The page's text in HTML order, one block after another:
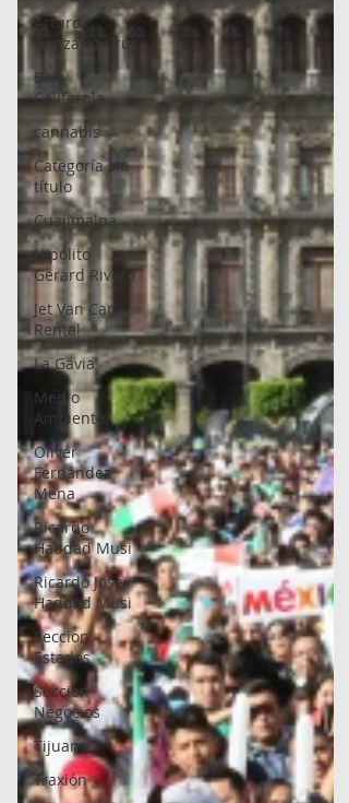
Arturo
González Cruz
Baja
California
cannabis
Categoría sin
título
Cuajimalpa
Hipólito
Gerard Rivero
Jet Van Car
Rental
La Gavia
Medio
Ambiente
Oliver
Fernández
Mena
Ricardo
Haddad Musi
Ricardo Jose
Haddad Musi
Seccion
Estados
Seccion
Negocios
Tijuana
Traxión